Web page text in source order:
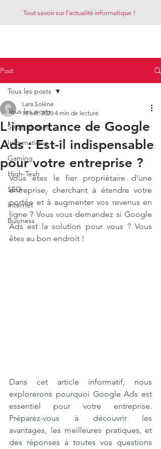
Tout savoir sur l'actualité informatique !
Post
Tous les posts
Smartphones
Informatique
Gaming
High-Tech
SEO
Internet
Business
Tous les posts
L'importance de Google
Ads : Est-il indispensable
pour votre entreprise ?
Lara Solène
16 oct. 2023 4 min de lecture
Vous êtes le fier propriétaire d'une
entreprise, cherchant à étendre votre
portée et à augmenter vos revenus en
ligne ? Vous vous demandez si Google
Ads est la solution pour vous ? Vous
êtes au bon endroit !
Dans cet article informatif, nous
explorerons pourquoi Google Ads est
essentiel pour votre entreprise.
Préparez-vous à découvrir les
avantages, les meilleures pratiques, et
des réponses à toutes vos questions